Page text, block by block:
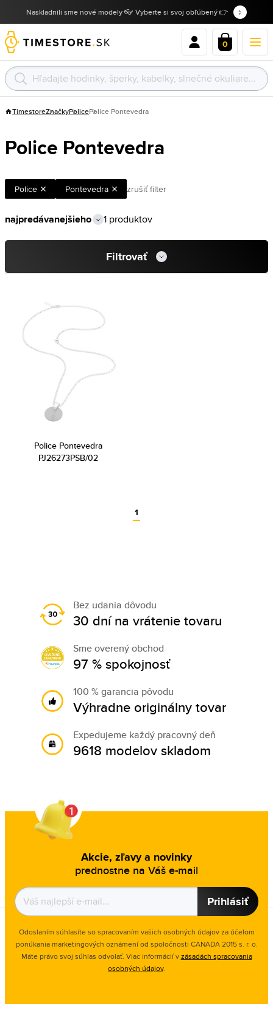
Naskladnili sme nové modely 👓 Vyberte si svoj obľúbený 👉
0
TimestoreZnačkyPolicePolice Pontevedra
Police Pontevedra
Police Pontevedra zrušiť filter
1 produktov
Filtrovať
Police Pontevedra
PJ26273PSB/02
1
Bez udania dôvodu
30 dní na vrátenie tovaru
Sme overený obchod
97 % spokojnosť
100 % garancia pôvodu
Výhradne originálny tovar
Expedujeme každý pracovný deň
9618 modelov skladom
Akcie, zľavy a novinky
prednostne na Váš e-mail
Prihlásiť
Odoslaním súhlasíte so spracovaním vašich osobných údajov za účelom
ponúkania marketingových oznámení od spoločnosti CANADA 2015 s. r. o.
Máte právo svoj súhlas odvolať. Viac informácií vzásadách spracovania
osobných údajov.